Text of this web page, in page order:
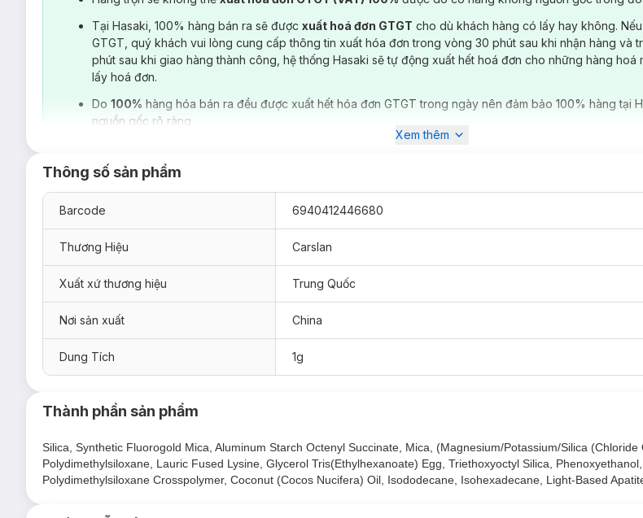
Loại da phù hợp:
Phiên bản thường thích hợp mọi loại da, đặc biệt
Ưu thế nổi bật:
lâu đến 24H.
Khả năng chống thấm nước vượt trội, đảm bảo lớp trang điểm luôn hoàn hảo suốt cả ngày dài.
Tại Hasaki, 100% hàng bán ra sẽ được xuất hoá đơn GTGT cho dù khách hàng có lấy hay không.
GTGT, quý khách vui lòng cung cấp thông tin xuất hóa đơn trong vòng 30 phút sau khi nhận hàng và
phút sau khi giao hàng thành công, hệ thống Hasaki sẽ tự động xuất hết hoá đơn cho những hàng
lấy hoá đơn.
Do 100% hàng hóa bán ra đều được xuất hết hóa đơn GTGT trong ngày nên đảm bảo 100% hàng tại
nguồn gốc rõ ràng.
Xem thêm
Thông số sản phẩm
Barcode 6940412446680
Thương Hiệu Carslan
Xuất xứ thương hiệu Trung Quốc
Nơi sản xuất China
Dung Tích 1g
Thành phần sản phẩm
Silica, Synthetic Fluorogold Mica, Aluminum Starch Octenyl Succinate, Mica, (Magnesium/Potassium/Silica (Chloride
Polydimethylsiloxane, Lauric Fused Lysine, Glycerol Tris(Ethylhexanoate) Egg, Triethoxyoctyl Silica,
Polydimethylsiloxane Crosspolymer, Coconut (Cocos Nucifera) Oil, Isododecane, Isohexadecane, Light-Based